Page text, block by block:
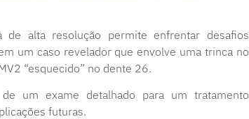
alta resolução permite enfrentar desafios
um caso revelador que envolve uma trinca no
“esquecido” no dente 26.
um exame detalhado para um tratamento
futuras.